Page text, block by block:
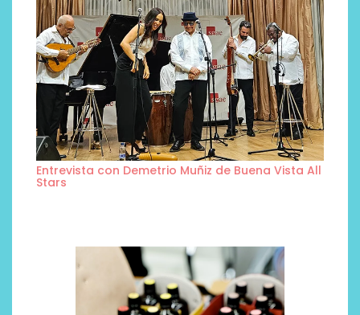
Entrevista con Demetrio Muñiz de Buena Vista All
Stars